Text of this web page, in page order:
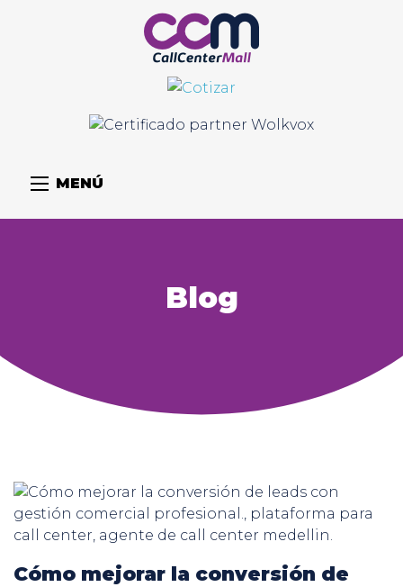
MENÚ
Blog
Cómo mejorar la conversión de